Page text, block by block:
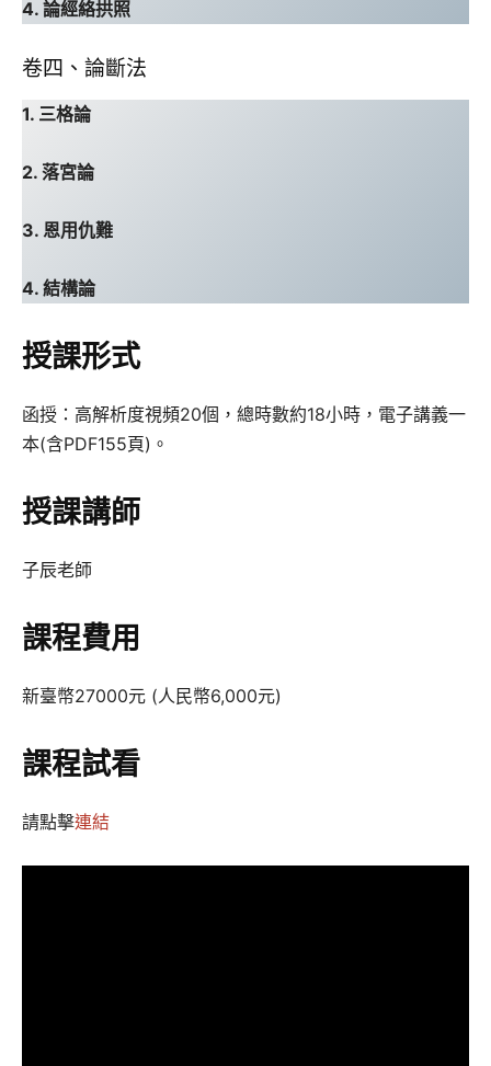
4. 論經絡拱照
卷四、論斷法
1. 三格論
2. 落宮論
3. 恩用仇難
4. 結構論
授課形式
函授：高解析度視頻20個，總時數約18小時，電子講義一
本(含PDF155頁)。
授課講師
子辰老師
課程費用
新臺幣27000元 (人民幣6,000元)
課程試看
請點擊連結